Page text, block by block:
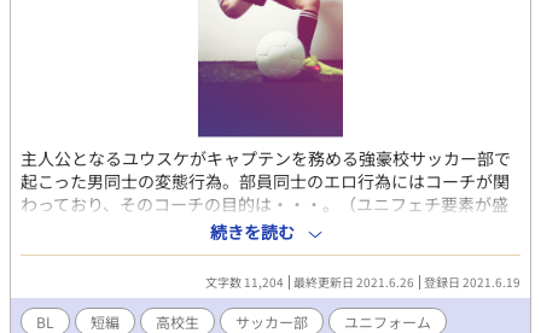
主人公となるユウスケがキャプテンを務める強豪校サッカー部で
起こった男同士の変態行為。部員同士のエロ行為にはコーチが関
わっており、そのコーチの目的は・・・。（ユニフェチ要素が盛
り沢山の話になっています。生々しい表現も出ていますので苦手
な方はご注意ください。）
続きを読む
文字数 11,204 最終更新日 2021.6.26 登録日 2021.6.19
BL 短編 高校生 サッカー部
ユニフォーム